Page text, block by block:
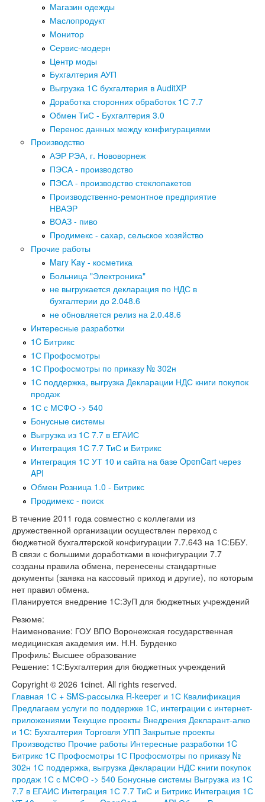
Магазин одежды
Маслопродукт
Монитор
Сервис-модерн
Центр моды
Бухгалтерия АУП
Выгрузка 1С бухгалтерия в AuditXP
Доработка сторонних обработок 1С 7.7
Обмен ТиС - Бухгалтерия 3.0
Перенос данных между конфигурациями
Производство
АЭР РЭА, г. Нововорнеж
ПЭСА - производство
ПЭСА - производство стеклопакетов
Производственно-ремонтное предприятие
НВАЭР
ВОАЗ - пиво
Продимекс - сахар, сельское хозяйство
Прочие работы
Mary Kay - косметика
Больница "Электроника"
не выгружается декларация по НДС в
бухгалтерии до 2.048.6
не обновляется релиз на 2.0.48.6
Интересные разработки
1C Битрикс
1С Профосмотры
1С Профосмотры по приказу № 302н
1С поддержка, выгрузка Декларации НДС книги покупок
продаж
1С с МСФО -> 540
Бонусные системы
Выгрузка из 1С 7.7 в ЕГАИС
Интеграция 1С 7.7 ТиС и Битрикс
Интеграция 1С УТ 10 и сайта на базе OpenCart через
API
Обмен Розница 1.0 - Битрикс
Продимекс - поиск
В течение 2011 года совместно с коллегами из
дружественной организации осуществлен переход с
бюджетной бухгалтерской конфигурации 7.7.643 на 1С:ББУ.
В связи с большими доработками в конфигурации 7.7
созданы правила обмена, перенесены стандартные
документы (заявка на кассовый приход и другие), по которым
нет правил обмена.
Планируется внедрение 1С:ЗуП для бюджетных учреждений
Резюме:
Наименование: ГОУ ВПО Воронежская государственная
медицинская академия им. Н.Н. Бурденко
Профиль: Высшее образование
Решение: 1С:Бухгалтерия для бюджетных учреждений
Copyright © 2026 1cinet. All rights reserved.
Главная 1С + SMS-рассылка R-keeper и 1С Квалификация
Предлагаем услуги по поддержке 1С, интеграции с интернет-
приложениями Текущие проекты Внедрения Декларант-алко
и 1С: Бухгалтерия Торговля УПП Закрытые проекты
Производство Прочие работы Интересные разработки 1C
Битрикс 1С Профосмотры 1С Профосмотры по приказу №
302н 1С поддержка, выгрузка Декларации НДС книги покупок
продаж 1С с МСФО -> 540 Бонусные системы Выгрузка из 1С
7.7 в ЕГАИС Интеграция 1С 7.7 ТиС и Битрикс Интеграция 1С